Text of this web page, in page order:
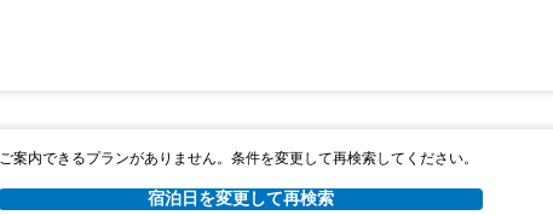
ご案内できるプランがありません。条件を変更して再検索してください。
宿泊日を変更して再検索